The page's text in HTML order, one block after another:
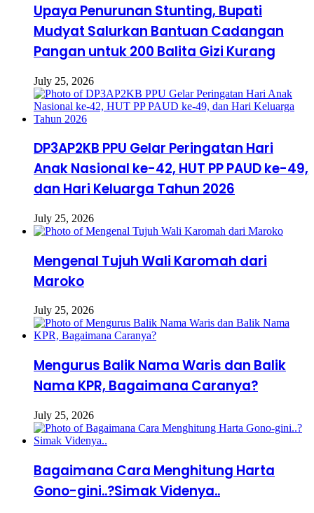
Upaya Penurunan Stunting, Bupati
Mudyat Salurkan Bantuan Cadangan
Pangan untuk 200 Balita Gizi Kurang
July 25, 2026
DP3AP2KB PPU Gelar Peringatan Hari
Anak Nasional ke-42, HUT PP PAUD ke-49,
dan Hari Keluarga Tahun 2026
July 25, 2026
Mengenal Tujuh Wali Karomah dari
Maroko
July 25, 2026
Mengurus Balik Nama Waris dan Balik
Nama KPR, Bagaimana Caranya?
July 25, 2026
Bagaimana Cara Menghitung Harta
Gono-gini..?Simak Videnya..